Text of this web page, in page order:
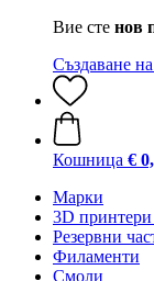
Вие сте нов
Създаване
Кошница €
Mарки
3D
Резервни
Филаменти
Смоли